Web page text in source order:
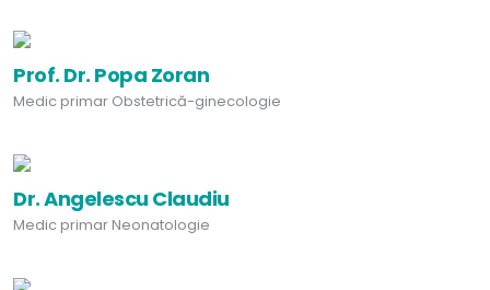
Prof. Dr. Popa Zoran
Medic primar Obstetrică-ginecologie
Dr. Angelescu Claudiu
Medic primar Neonatologie